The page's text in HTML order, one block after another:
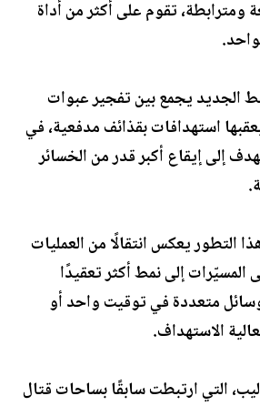
ومترابطة، تقوم على أكثر من أداة
الجديد يجمع بين تفجير عبوات
استهدافات بقذائف مدفعية، في
إلى إيقاع أكبر قدر من الخسائر
يعكس انتقالًا من العمليات
المسيّرات إلى نمط أكثر تعقيدًا
متعددة في توقيت واحد أو
الاستهداف.
التي ارتبطت سابقًا بساحات قتال